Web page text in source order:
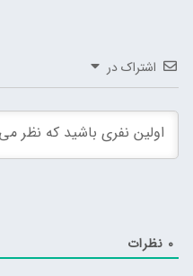
اشتراک در
0 نظرات